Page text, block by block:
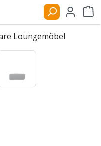
Loungemöbel